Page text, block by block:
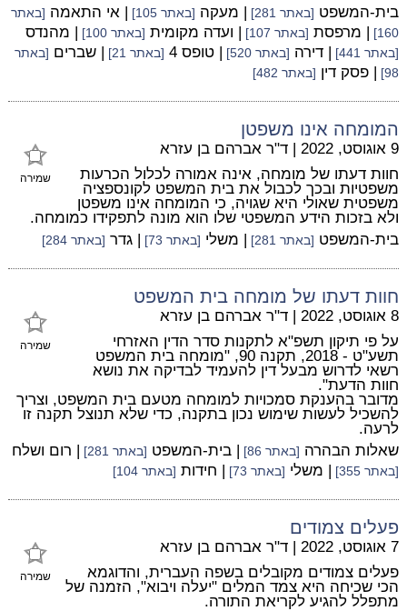
בית-המשפט [באתר 281] | מעקה [באתר 105] | אי התאמה [באתר
160]
| מרפסת [באתר 107] | ועדה מקומית [באתר 100] | מהנדס
[באתר 441] | דירה [באתר 520] | טופס 4 [באתר 21] | שברים [באתר
98]
| פסק דין [באתר 482]
המומחה אינו משפטן
שמירה
9 אוגוסט, 2022 | ד"ר אברהם בן עזרא
חוות דעתו של מומחה, אינה אמורה לכלול הכרעות
משפטיות ובכך לכבול את בית המשפט לקונספציה
משפטית שאולי היא שגויה, כי המומחה אינו משפטן
ולא בזכות הידע המשפטי שלו הוא מונה לתפקידו כמומחה.
בית-המשפט [באתר 281] | משלי [באתר 73] | גדר [באתר 284]
חוות דעתו של מומחה בית המשפט
שמירה
8 אוגוסט, 2022 | ד"ר אברהם בן עזרא
על פי תיקון תשפ"א לתקנות סדר הדין האזרחי
תשע"ט - 2018, תקנה 90, "מומחה בית המשפט
רשאי לדרוש מבעל דין להעמיד לבדיקה את נושא
חוות הדעת".
מדובר בהענקת סמכויות למומחה מטעם בית המשפט, וצריך
להשכיל לעשות שימוש נכון בתקנה, כדי שלא תנוצל תקנה זו
לרעה.
שאלות הבהרה [באתר 86] | בית-המשפט [באתר 281] | רום ושלח
[באתר 355] | משלי [באתר 73] | חידות [באתר 104]
פעלים צמודים
שמירה
7 אוגוסט, 2022 | ד"ר אברהם בן עזרא
פעלים צמודים מקובלים בשפה העברית, והדוגמא
הכי שכיחה היא צמד המלים "יעלה ויבוא", הזמנה של
מתפלל להגיע לקריאת התורה.